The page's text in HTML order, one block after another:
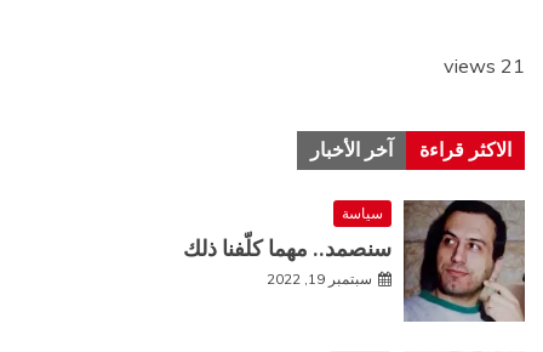
21 views
الاكثر قراءة آخر الأخبار
سياسة
سنصمد.. مهما كلّفنا ذلك
سبتمبر 19, 2022